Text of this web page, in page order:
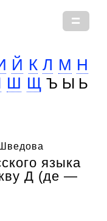
Й К Л М Н
Ш Щ Ъ Ы Ь
языка
Д (де —